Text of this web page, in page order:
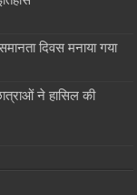
दिवस मनाया गया
ने हासिल की